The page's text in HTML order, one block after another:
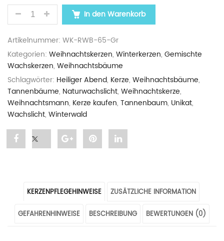
WEIHNACHTSKERZE „RUNDER WEIHNACHTSBAUM“
In den Warenkorb
Artikelnummer: WK-RWB-65-Gr
Kategorien: Weihnachtskerzen, Winterkerzen, Gemischte
Wachskerzen, Weihnachtsbäume
Schlagwörter: Heiliger Abend, Kerze, Weihnachtsbäume,
Tannenbäume, Naturwachslicht, Weihnachtskerze,
Weihnachtsmann, Kerze kaufen, Tannenbaum, Unikat,
Wachslicht, Winterwald
Share
Weihnachtsbaum“
in
„Runder
Weihnachtsbaum“
Share
Weihnachtsbaum“
in
Pin
Weihnachtsbaum“
in
Share
Weihnachtsbaum“
in
KERZENPFLEGEHINWEISE ZUSÄTZLICHE INFORMATION
GEFAHRENHINWEISE BESCHREIBUNG BEWERTUNGEN (0)